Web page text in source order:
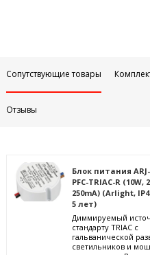
Сопутствующие товары
Отзывы
Блок питания ARJ-
PFC-TRIAC-R (10W,
250mA) (Arlight,
5 лет)
Диммируемый
стандарту TRIAC с
гальванической
светильников и